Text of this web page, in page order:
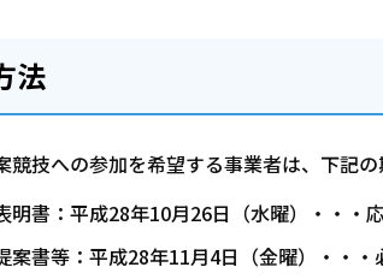
法
競技への参加を希望する事業者は、下記
明書：平成28年10月26日（水曜）・・・
案書等：平成28年11月4日（金曜）・・